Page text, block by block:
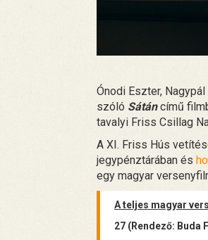
Ónodi Eszter,
szóló Sátáncímű
tavalyi Friss Csillag
A XI. Friss Hús
jegypénztárában és
egy magyar
A teljes magyar
27 (Rendező: Buda